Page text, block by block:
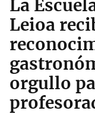
La
Leioa
orgullo